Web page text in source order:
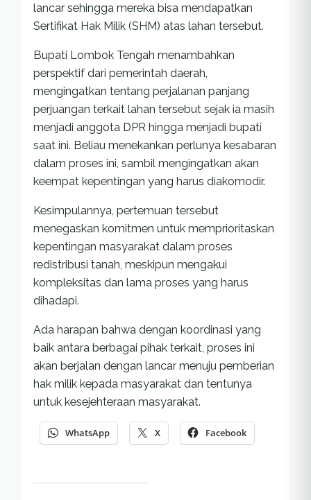
lancar sehingga mereka bisa mendapatkan
Sertifikat Hak Milik (SHM) atas lahan tersebut.
Bupati Lombok Tengah menambahkan
perspektif dari pemerintah daerah,
mengingatkan tentang perjalanan panjang
perjuangan terkait lahan tersebut sejak ia masih
menjadi anggota DPR hingga menjadi bupati
saat ini. Beliau menekankan perlunya kesabaran
dalam proses ini, sambil mengingatkan akan
keempat kepentingan yang harus diakomodir.
Kesimpulannya, pertemuan tersebut
menegaskan komitmen untuk memprioritaskan
kepentingan masyarakat dalam proses
redistribusi tanah, meskipun mengakui
kompleksitas dan lama proses yang harus
dihadapi.
Ada harapan bahwa dengan koordinasi yang
baik antara berbagai pihak terkait, proses ini
akan berjalan dengan lancar menuju pemberian
hak milik kepada masyarakat dan tentunya
untuk kesejehteraan masyarakat.
WhatsApp X Facebook